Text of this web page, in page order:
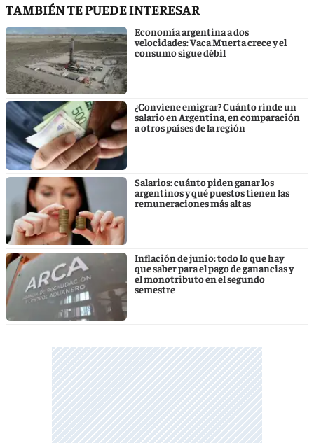
TAMBIÉN TE PUEDE INTERESAR
Economía argentina a dos
velocidades: Vaca Muerta crece y el
consumo sigue débil
¿Conviene emigrar? Cuánto rinde un
salario en Argentina, en comparación
a otros países de la región
Salarios: cuánto piden ganar los
argentinos y qué puestos tienen las
remuneraciones más altas
Inflación de junio: todo lo que hay
que saber para el pago de ganancias y
el monotributo en el segundo
semestre